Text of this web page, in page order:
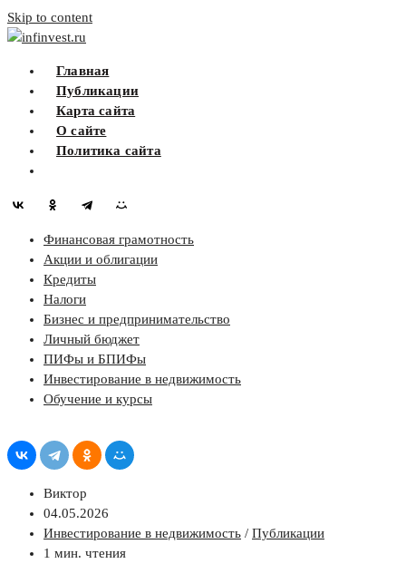
Skip to content
infinvest.ru
Главная
Публикации
Карта сайта
О сайте
Политика сайта
Финансовая грамотность
Акции и облигации
Кредиты
Налоги
Бизнес и предпринимательство
Личный бюджет
ПИФы и БПИФы
Инвестирование в недвижимость
Обучение и курсы
Виктор
04.05.2026
Инвестирование в недвижимость / Публикации
1 мин. чтения